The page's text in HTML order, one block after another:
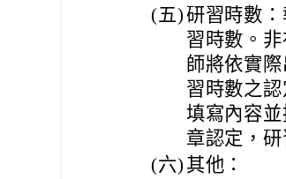
(五)研習時數
習時數。
師將依實
習時數之
填寫內容
章認定，
(六) 其他：